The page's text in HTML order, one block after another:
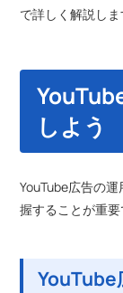
で詳しく解説しま
しよう
YouTube広告の
握することが重要
YouTube